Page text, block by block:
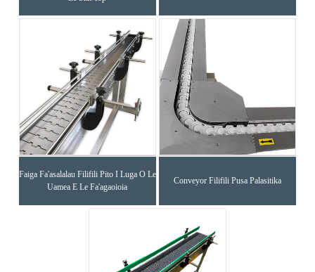
Faiga Fa'asalalau Filifili Pito I Luga O Le
Uamea E Le Fa'agaoioia
Conveyor Filifili Pusa Palasitika